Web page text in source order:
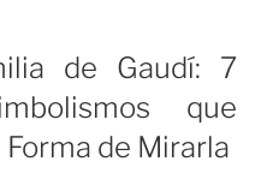
de Gaudí: 7
que
de Mirarla